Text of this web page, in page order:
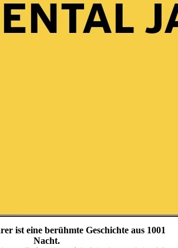
ist eine berühmte Geschichte aus 1001
Nacht.